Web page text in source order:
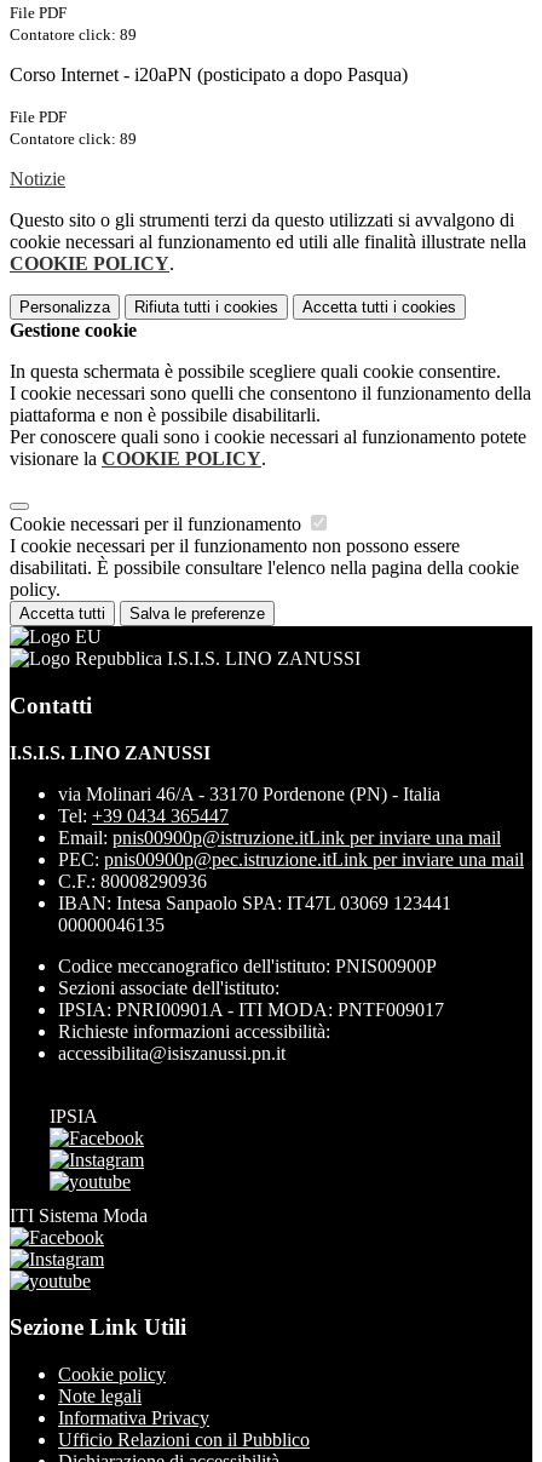
File PDF
Contatore click: 89
Corso Internet - i20aPN (posticipato a dopo Pasqua)
File PDF
Contatore click: 89
Notizie
Questo sito o gli strumenti terzi da questo utilizzati si avvalgono di
cookie necessari al funzionamento ed utili alle finalità illustrate nella
COOKIE POLICY.
Personalizza Rifiuta tutti i cookies Accetta tutti i cookies
Gestione cookie
In questa schermata è possibile scegliere quali cookie consentire.
I cookie necessari sono quelli che consentono il funzionamento della
piattaforma e non è possibile disabilitarli.
Per conoscere quali sono i cookie necessari al funzionamento potete
visionare la COOKIE POLICY.
Cookie necessari per il funzionamento
I cookie necessari per il funzionamento non possono essere
disabilitati. È possibile consultare l'elenco nella pagina della cookie
policy.
Accetta tutti Salva le preferenze
I.S.I.S. LINO ZANUSSI
Contatti
I.S.I.S. LINO ZANUSSI
via Molinari 46/A - 33170 Pordenone (PN) - Italia
Tel: +39 0434 365447
Email: pnis00900p@istruzione.itLink per inviare una mail
PEC: pnis00900p@pec.istruzione.itLink per inviare una mail
C.F.: 80008290936
IBAN: Intesa Sanpaolo SPA: IT47L 03069 123441
00000046135
Codice meccanografico dell'istituto: PNIS00900P
Sezioni associate dell'istituto:
IPSIA: PNRI00901A - ITI MODA: PNTF009017
Richieste informazioni accessibilità:
accessibilita@isiszanussi.pn.it
IPSIA
ITI Sistema Moda
Sezione Link Utili
Cookie policy
Note legali
Informativa Privacy
Ufficio Relazioni con il Pubblico